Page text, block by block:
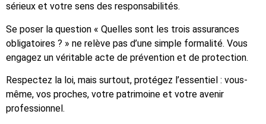
sérieux et votre sens des responsabilités.
Se poser la question « Quelles sont les trois assurances
obligatoires ? » ne relève pas d’une simple formalité. Vous
engagez un véritable acte de prévention et de protection.
Respectez la loi, mais surtout, protégez l’essentiel : vous-
même, vos proches, votre patrimoine et votre avenir
professionnel.